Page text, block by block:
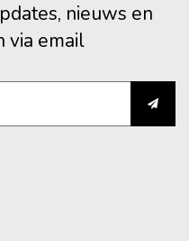
nieuws en
via email